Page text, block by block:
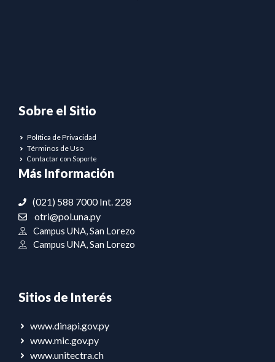
Sobre el Sitio
Política de Privacidad
Términos de Uso
Contactar con Soporte
Más Información
(021) 588 7000 Int. 228
otri@pol.una.py
Campus UNA, San Lorezo
Campus UNA, San Lorezo
Sitios de Interés
www.dinapi.gov.py
www.mic.gov.py
www.unitectra.ch